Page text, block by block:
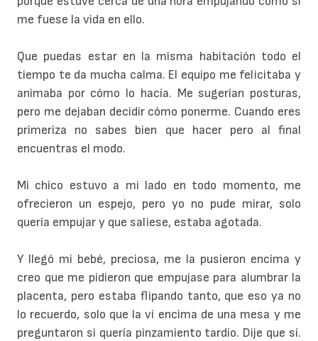
me fuese la vida en ello.
Que puedas estar en la misma habitación todo el
tiempo te da mucha calma. El equipo me felicitaba y
animaba por cómo lo hacía. Me sugerían posturas,
pero me dejaban decidir cómo ponerme. Cuando eres
primeriza no sabes bien que hacer pero al final
encuentras el modo.
Mi chico estuvo a mi lado en todo momento, me
ofrecieron un espejo, pero yo no pude mirar, solo
quería empujar y que saliese, estaba agotada.
Y llegó mi bebé, preciosa, me la pusieron encima y
creo que me pidieron que empujase para alumbrar la
placenta, pero estaba flipando tanto, que eso ya no
lo recuerdo, solo que la vi encima de una mesa y me
preguntaron si quería pinzamiento tardío. Dije que sí.